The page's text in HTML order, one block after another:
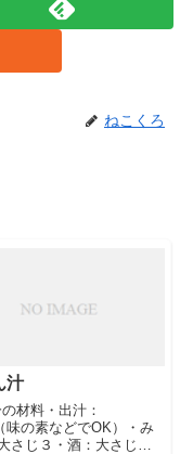
ねこくろ
汁
材料・出汁：
味の素などでOK）・み
さじ３・酒：大さじ